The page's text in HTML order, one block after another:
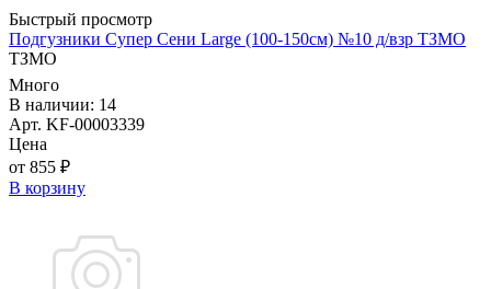
Быстрый просмотр
Подгузники Супер Сени Large (100-150см) №10 д/взр ТЗМО
ТЗМО
Много
В наличии: 14
Арт. KF-00003339
Цена
от 855 ₽
В корзину